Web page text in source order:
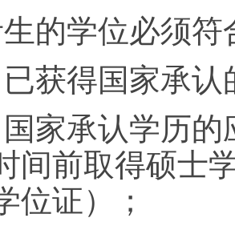
的学位必须
已获得国家承
国家承认学历
间前取得硕士
位证）；